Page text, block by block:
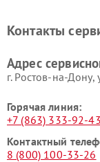
Контакты
Адрес
г. Ростов-на-
Горячая линия:
+7 (863) 333-92-43
Контактный
8 (800) 100-33-26